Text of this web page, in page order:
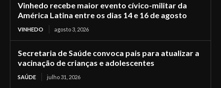
Vinhedo recebe maior evento cívico-militar da
América Latina entre os dias 14 e 16 de agosto
VINHEDO agosto 3, 2026
Secretaria de Saúde convoca pais para atualizar a
vacinação de crianças e adolescentes
SAÚDE julho 31, 2026